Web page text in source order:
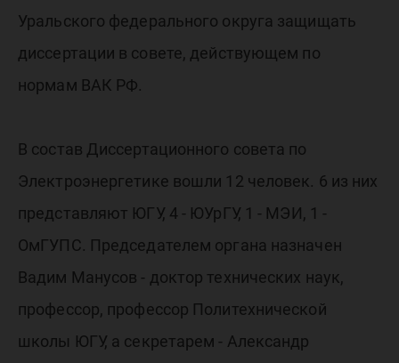
Уральского федерального округа защищать
диссертации в совете, действующем по
нормам ВАК РФ.
В состав Диссертационного совета по
Электроэнергетике вошли 12 человек. 6 из них
представляют ЮГУ, 4 - ЮУрГУ, 1 - МЭИ, 1 -
ОмГУПС. Председателем органа назначен
Вадим Манусов - доктор технических наук,
профессор, профессор Политехнической
школы ЮГУ, а секретарем - Александр